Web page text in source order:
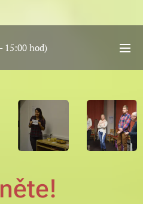
15:00 hod)